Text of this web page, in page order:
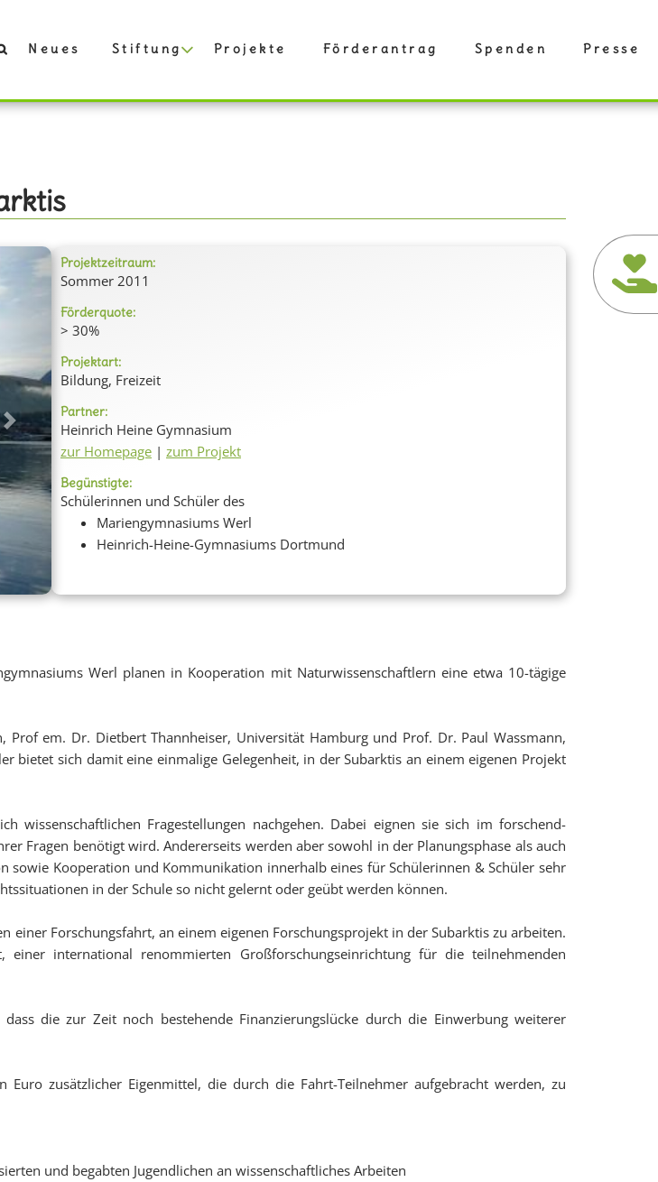
Neues Stiftung Projekte Förderantrag Spenden Presse
Next
Projektzeitraum:
Sommer 2011
Förderquote:
> 30%
Projektart:
Bildung, Freizeit
Partner:
Heinrich Heine Gymnasium
zur Homepage | zum Projekt
Begünstigte:
Schülerinnen und Schüler des
Mariengymnasiums Werl
Heinrich-Heine-Gymnasiums Dortmund
Werl planen in Kooperation mit Naturwissenschaftlern eine etwa 10-tägige
em. Dr. Dietbert Thannheiser, Universität Hamburg und Prof. Dr. Paul Wassmann,
bietet sich damit eine einmalige Gelegenheit, in der Subarktis an einem eigenen Projekt
wissenschaftlichen Fragestellungen nachgehen. Dabei eignen sie sich im forschend-
Fragen benötigt wird. Andererseits werden aber sowohl in der Planungsphase als auch
Kooperation und Kommunikation innerhalb eines für Schülerinnen & Schüler sehr
in der Schule so nicht gelernt oder geübt werden können.
einer Forschungsfahrt, an einem eigenen Forschungsprojekt in der Subarktis zu arbeiten.
international renommierten Großforschungseinrichtung für die teilnehmenden
die zur Zeit noch bestehende Finanzierungslücke durch die Einwerbung weiterer
zusätzlicher Eigenmittel, die durch die Fahrt-Teilnehmer aufgebracht werden, zu
und begabten Jugendlichen an wissenschaftliches Arbeiten